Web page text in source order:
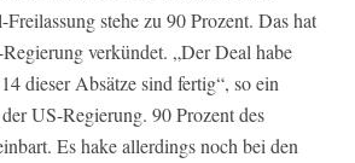
stehe zu 90 Prozent. Das hat
verkündet. „Der Deal habe
dieser Absätze sind fertig“, so ein
US-Regierung. 90 Prozent des
Es hake allerdings noch bei den